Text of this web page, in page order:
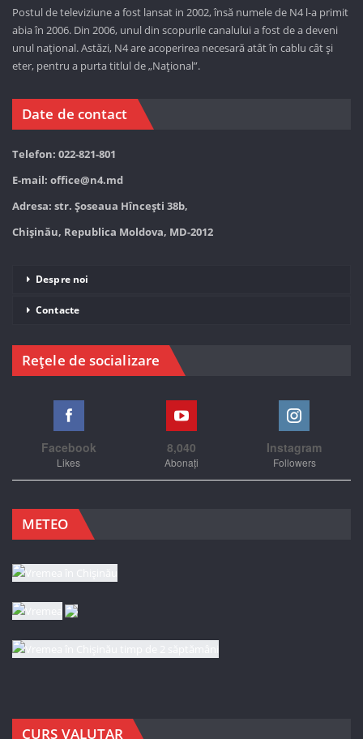
Postul de televiziune a fost lansat in 2002, însă numele de N4 l-a primit
abia în 2006. Din 2006, unul din scopurile canalului a fost de a deveni
unul național. Astăzi, N4 are acoperirea necesară atât în cablu cât și
eter, pentru a purta titlul de „Național”.
Date de contact
Telefon: 022-821-801
E-mail: office@n4.md
Adresa: str. Șoseaua Hînceşti 38b,
Chișinău, Republica Moldova, MD-2012
Despre noi
Contacte
Rețele de socializare
Facebook
Likes
8,040
Abonați
Instagram
Followers
METEO
CURS VALUTAR